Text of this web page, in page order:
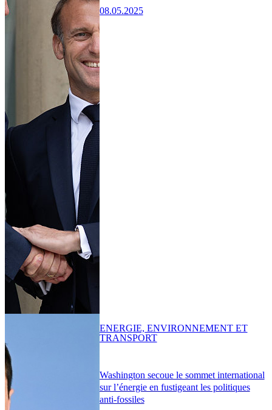
08.05.2025
Washington secoue le sommet international
sur l’énergie en fustigeant les politiques
anti-fossiles
ENERGIE, ENVIRONNEMENT ET
TRANSPORT